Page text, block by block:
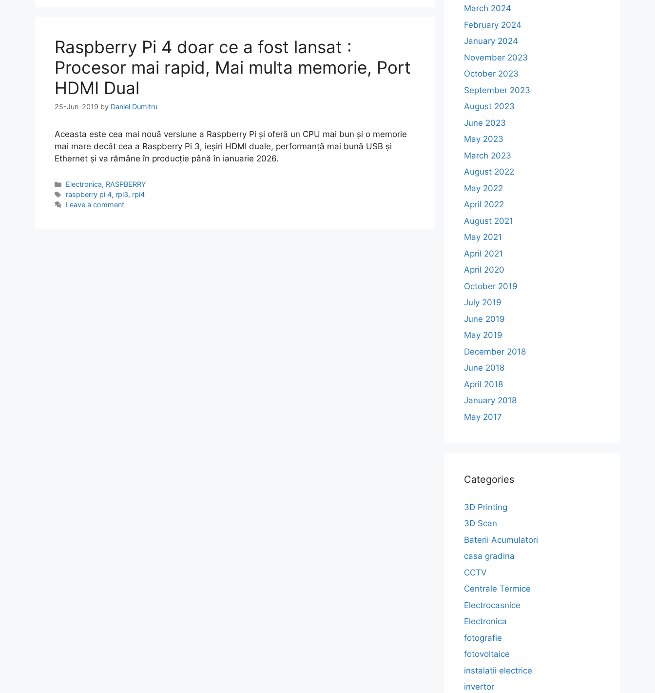
Raspberry Pi 4 doar ce a fost lansat :
Procesor mai rapid, Mai multa memorie, Port
HDMI Dual
25-Jun-2019 by Daniel Dumitru
Aceasta este cea mai nouă versiune a Raspberry Pi și oferă un CPU mai bun și o memorie
mai mare decât cea a Raspberry Pi 3, ieșiri HDMI duale, performanță mai bună USB și
Ethernet și va rămâne în producție până în ianuarie 2026.
Categories
Electronica, RASPBERRY
Tags
raspberry pi 4, rpi3, rpi4
Leave a comment
March 2024
February 2024
January 2024
November 2023
October 2023
September 2023
August 2023
June 2023
May 2023
March 2023
August 2022
May 2022
April 2022
August 2021
May 2021
April 2021
April 2020
October 2019
July 2019
June 2019
May 2019
December 2018
June 2018
April 2018
January 2018
May 2017
Categories
3D Printing
3D Scan
Baterii Acumulatori
casa gradina
CCTV
Centrale Termice
Electrocasnice
Electronica
fotografie
fotovoltaice
instalatii electrice
invertor